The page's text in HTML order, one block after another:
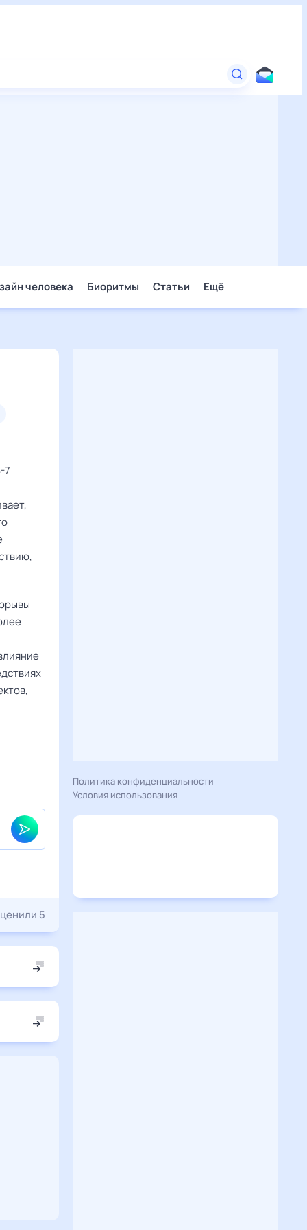
человека Биоритмы Статьи Ещё
7
5
Политика конфиденциальности
Условия использования